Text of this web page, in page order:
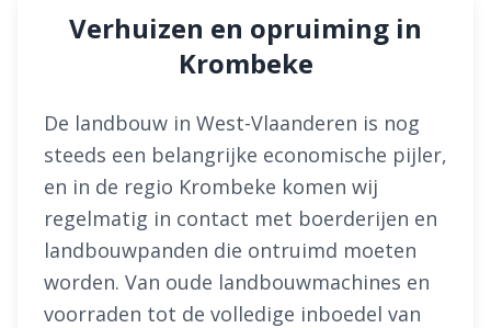
Verhuizen en opruiming in
Krombeke
De landbouw in West-Vlaanderen is nog
steeds een belangrijke economische pijler,
en in de regio Krombeke komen wij
regelmatig in contact met boerderijen en
landbouwpanden die ontruimd moeten
worden. Van oude landbouwmachines en
voorraden tot de volledige inboedel van